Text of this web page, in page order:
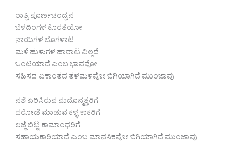
ರಾತ್ರಿ ಪೂರ್ಣಚಂದ್ರನ
ಬೆಳದಿಂಗಳ ಕೊರತೆಯೋ
ನಾಯಿಗಳ ಬೊಗಳಾಟ
ಮಳೆ ಹುಳುಗಳ ಹಾರಾಟ ವಿಲ್ಲದೆ
ಒಂಟಿಯಾದೆ ಎಂಬ ಭಾವವೋ
ಸಹಿಸದ ಏಕಾಂತದ ತಳಮಳವೋ ಬಿಗಿಯಾಗಿದೆ ಮುಂಜಾವು
ನಶೆ ಏರಿಸಿರುವ ಮದೊನ್ಮತ್ತರಿಗೆ
ದರೋಡೆ ಮಾಡುವ ಕಳ್ಳ ಕಾಕರಿಗೆ
ಲಜ್ಜೆ ಬಿಟ್ಟ ಕಾಮಾಂಧರಿಗೆ
ಸಹಾಯಕಾರಿಯಾದೆ ಎಂಬ ಮಾನಸಿಕವೋ ಬಿಗಿಯಾಗಿದೆ ಮುಂಜಾವು